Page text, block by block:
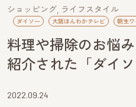
ショッピング ライフスタイル
ダイソー 大阪ほんわかテレビ 朝生ワ
料理や掃除のお悩
紹介された「ダイ
2022.09.24